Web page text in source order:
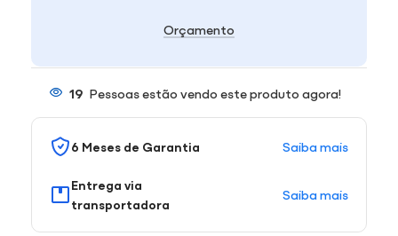
Orçamento
19 Pessoas estão vendo este produto agora!
6 Meses de Garantia Saiba mais
Entrega via
transportadora
Saiba mais